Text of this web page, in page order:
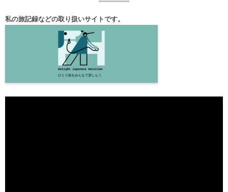
私の旅記録などの取り扱いサイトです。